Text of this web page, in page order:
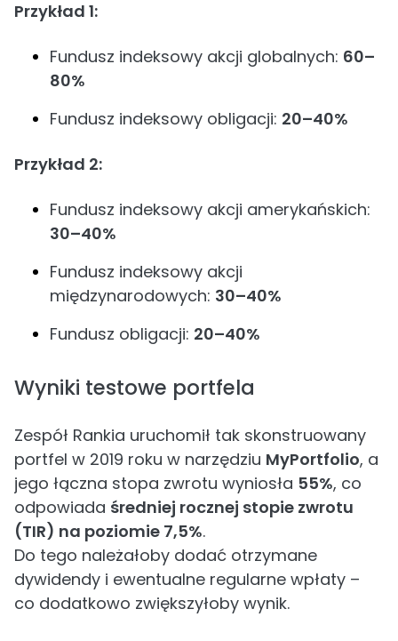
Przykład 1:
Fundusz indeksowy akcji globalnych: 60–
80%
Fundusz indeksowy obligacji: 20–40%
Przykład 2:
Fundusz indeksowy akcji amerykańskich:
30–40%
Fundusz indeksowy akcji
międzynarodowych: 30–40%
Fundusz obligacji: 20–40%
Wyniki testowe portfela
Zespół Rankia uruchomił tak skonstruowany
portfel w 2019 roku w narzędziu MyPortfolio, a
jego łączna stopa zwrotu wyniosła 55%, co
odpowiada średniej rocznej stopie zwrotu
(TIR) na poziomie 7,5%.
Do tego należałoby dodać otrzymane
dywidendy i ewentualne regularne wpłaty –
co dodatkowo zwiększyłoby wynik.